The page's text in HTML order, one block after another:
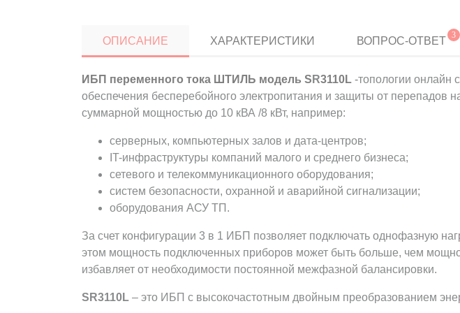
ОПИСАНИЕ ХАРАКТЕРИСТИКИ ВОПРОС-ОТВЕТ 3
ИБП переменного тока ШТИЛЬ модель S R3110L -топологии онлайн
обеспечения бесперебойного электропитания и защиты от перепадов
суммарной мощностью до 10 кВА /8 кВт, например:
серверных, компьютерных залов и дата-центров;
IT-инфраструктуры компаний малого и среднего бизнеса;
сетевого и телекоммуникационного оборудования;
систем безопасности, охранной и аварийной сигнализации;
оборудования АСУ ТП.
За счет конфигурации 3 в 1 ИБП позволяет подключать однофазную
этом мощность подключенных приборов может быть больше, чем
избавляет от необходимости постоянной межфазной балансировки.
SR3110L – это ИБП с высокочастотным двойным преобразованием